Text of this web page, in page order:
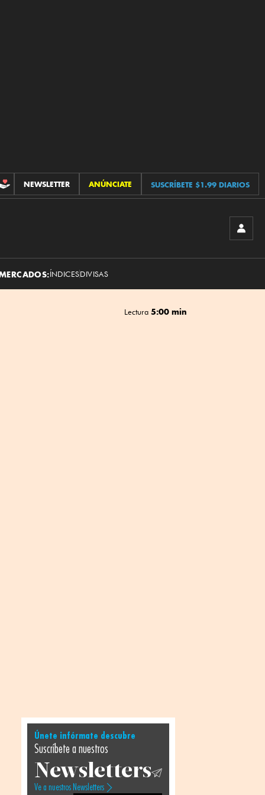
CONTRIBUCIONES
NEWSLETTER ANÚNCIATE SUSCRÍBETE $1.99 DIARIOS
ÍNDICESDIVISAS
Lectura 5:00 min
Únete infórmate descubre
Suscríbete a nuestros
Newsletters
Ve a nuestros Newsletters